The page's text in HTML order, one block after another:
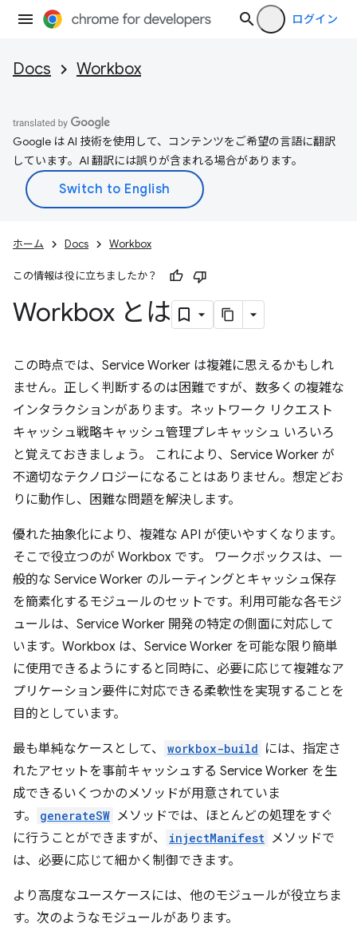
ログイン
Docs Workbox
Google は AI 技術を使用して、コンテンツをご希望の言語に翻訳
しています。AI 翻訳には誤りが含まれる場合があります。
ホーム Docs Workbox
この情報は役に立ちましたか？
Workbox とは
この時点では、Service Worker は複雑に思えるかもしれ
ません。正しく判断するのは困難ですが、数多くの複雑な
インタラクションがあります。ネットワーク リクエスト
キャッシュ戦略キャッシュ管理プレキャッシュ いろいろ
と覚えておきましょう。 これにより、Service Worker が
不適切なテクノロジーになることはありません。想定どお
りに動作し、困難な問題を解決します。
優れた抽象化により、複雑な API が使いやすくなります。
そこで役立つのが Workbox です。 ワークボックスは、一
般的な Service Worker のルーティングとキャッシュ保存
を簡素化するモジュールのセットです。利用可能な各モジ
ュールは、Service Worker 開発の特定の側面に対応して
います。Workbox は、Service Worker を可能な限り簡単
に使用できるようにすると同時に、必要に応じて複雑なア
プリケーション要件に対応できる柔軟性を実現することを
目的としています。
最も単純なケースとして、 workbox-build には、指定さ
れたアセットを事前キャッシュする Service Worker を生
成できるいくつかのメソッドが用意されていま
す。
generateSW メソッドでは、ほとんどの処理をすぐ
に行うことができますが、
injectManifest メソッドで
は、必要に応じて細かく制御できます。
より高度なユースケースには、他のモジュールが役立ちま
す。次のようなモジュールがあります。